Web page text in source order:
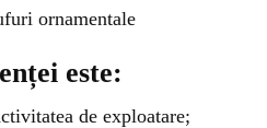
ornamentale
este:
de exploatare;